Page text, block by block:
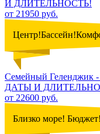
И ДЛИТЕЛЬНОСТЬ!
от 21950 руб.
Семейный
ДАТЫ И
от 22600 руб.
Близко море! Бюджет!